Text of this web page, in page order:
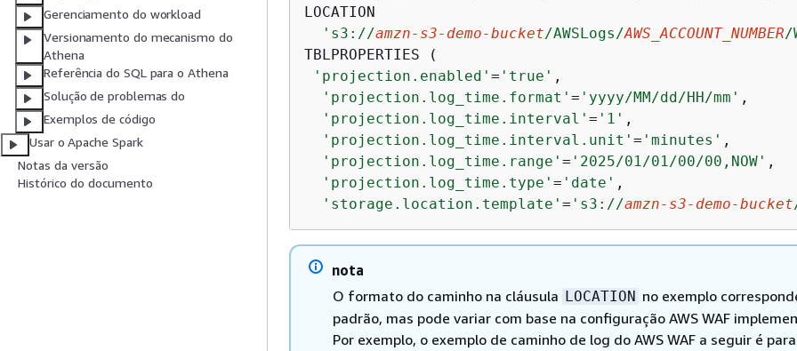
Gerenciamento do workload
Versionamento do mecanismo do
Athena
Referência do SQL para o Athena
Solução de problemas do
Exemplos de código
Usar o Apache Spark
Notas da versão
Histórico do documento
LOCATION
's3://amzn-s3-demo-bucket/AWSLogs/AWS_ACCOUNT_NUMBER/
TBLPROPERTIES (
'projection.enabled' = 'true' ,
'projection.log_time.format' = 'yyyy/MM/dd/HH/mm' ,
'projection.log_time.interval' = '1' ,
'projection.log_time.interval.unit' = 'minutes' ,
'projection.log_time.range' = '2025/01/01/00/00,NOW' ,
'projection.log_time.type' = 'date' ,
'storage.location.template' = 's3://amzn-s3-demo-bucket
nota
O formato do caminho na cláusula LOCATION no exemplo
padrão, mas pode variar com base na configuração AWS WAF
Por exemplo, o exemplo de caminho de log do AWS WAF a seguir é